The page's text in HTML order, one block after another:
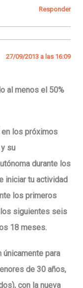
Responder
27/09/2013 a las 16:09
al menos el 50%
en los próximos
su
durante los
iniciar tu actividad
los primeros
siguientes seis
18 meses.
únicamente para
de 30 años,
con la nueva